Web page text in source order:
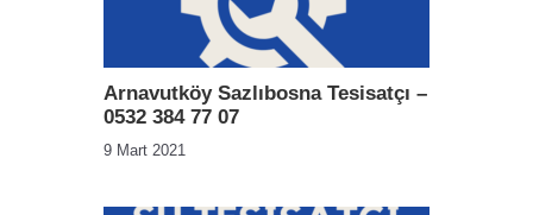
Arnavutköy Sazlıbosna Tesisatçı –
0532 384 77 07
9 Mart 2021